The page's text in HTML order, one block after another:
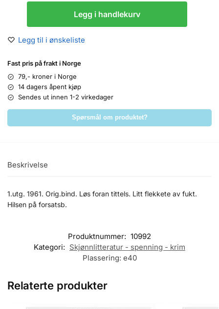
Legg i handlekurv
Legg til i ønskeliste
Fast pris på frakt i Norge
79,- kroner i Norge
14 dagers åpent kjøp
Sendes ut innen 1-2 virkedager
Spørsmål om produktet?
Beskrivelse
1.utg. 1961. Orig.bind. Løs foran tittels. Litt flekkete av fukt.
Hilsen på forsatsb.
Produktnummer: 10992
Kategori: Skjønnlitteratur - spenning - krim
Plassering: e40
Relaterte produkter